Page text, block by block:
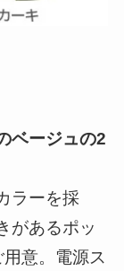
ベージュの2
ラーを採
があるポッ
意。電源ス